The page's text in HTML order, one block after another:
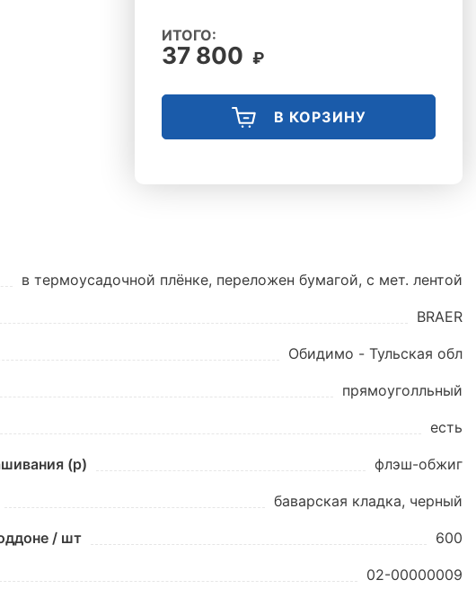
ИТОГО:
37 800 ₽
В КОРЗИНУ
в термоусадочной плёнке, переложен бумагой, с мет. лентой
BRAER
Обидимо - Тульская обл
прямоуголльный
есть
(p) флэш-обжиг
баварская кладка, черный
/ шт 600
02-00000009